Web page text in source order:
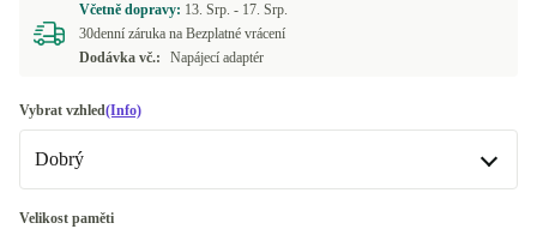
Včetně dopravy: 13. Srp. - 17. Srp.
30denní záruka na Bezplatné vrácení
Dodávka vč.:
Napájecí adaptér
Vybrat vzhled(Info)
Dobrý
Dobrý
Velikost paměti